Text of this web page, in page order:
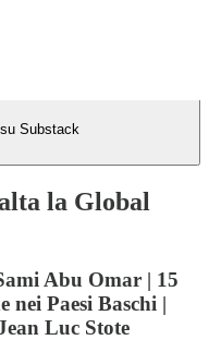
Substack
la Global
Abu Omar | 15
nei Paesi Baschi |
Luc Stote